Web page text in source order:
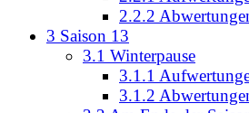
2.2.2
3 Saison 13
3.1 Winterpause
3.1.1
3.1.2